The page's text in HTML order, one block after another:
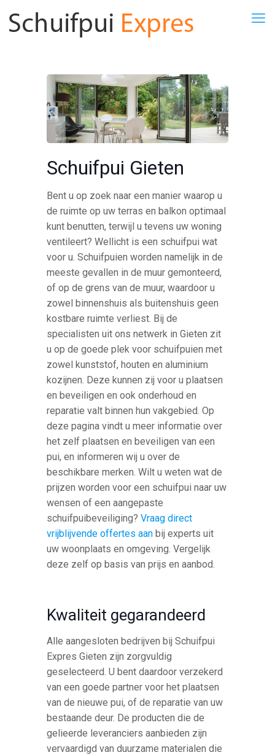
Schuifpui Gieten
Bent u op zoek naar een manier waarop u
de ruimte op uw terras en balkon optimaal
kunt benutten, terwijl u tevens uw woning
ventileert? Wellicht is een schuifpui wat
voor u. Schuifpuien worden namelijk in de
meeste gevallen in de muur gemonteerd,
of op de grens van de muur, waardoor u
zowel binnenshuis als buitenshuis geen
kostbare ruimte verliest. Bij de
specialisten uit ons netwerk in Gieten zit
u op de goede plek voor schuifpuien met
zowel kunststof, houten en aluminium
kozijnen. Deze kunnen zij voor u plaatsen
en beveiligen en ook onderhoud en
reparatie valt binnen hun vakgebied. Op
deze pagina vindt u meer informatie over
het zelf plaatsen en beveiligen van een
pui, en informeren wij u over de
beschikbare merken. Wilt u weten wat de
prijzen worden voor een schuifpui naar uw
wensen of een aangepaste
schuifpuibeveiliging?Vraag direct
vrijblijvende offertes aan bij experts uit
uw woonplaats en omgeving. Vergelijk
deze zelf op basis van prijs en aanbod.
Kwaliteit gegarandeerd
Alle aangesloten bedrijven bij Schuifpui
Expres Gieten zijn zorgvuldig
geselecteerd. U bent daardoor verzekerd
van een goede partner voor het plaatsen
van de nieuwe pui, of de reparatie van uw
bestaande deur. De producten die de
gelieerde leveranciers aanbieden zijn
vervaardigd van duurzame materialen die